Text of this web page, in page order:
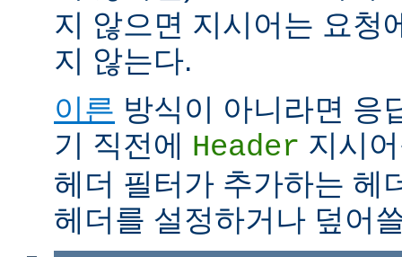
지 않으면 지시어는 요청
지 않는다.
이른 방식이 아니라면 응
기 직전에 Header 지시
헤더 필터가 추가하는 헤
헤더를 설정하거나 덮어